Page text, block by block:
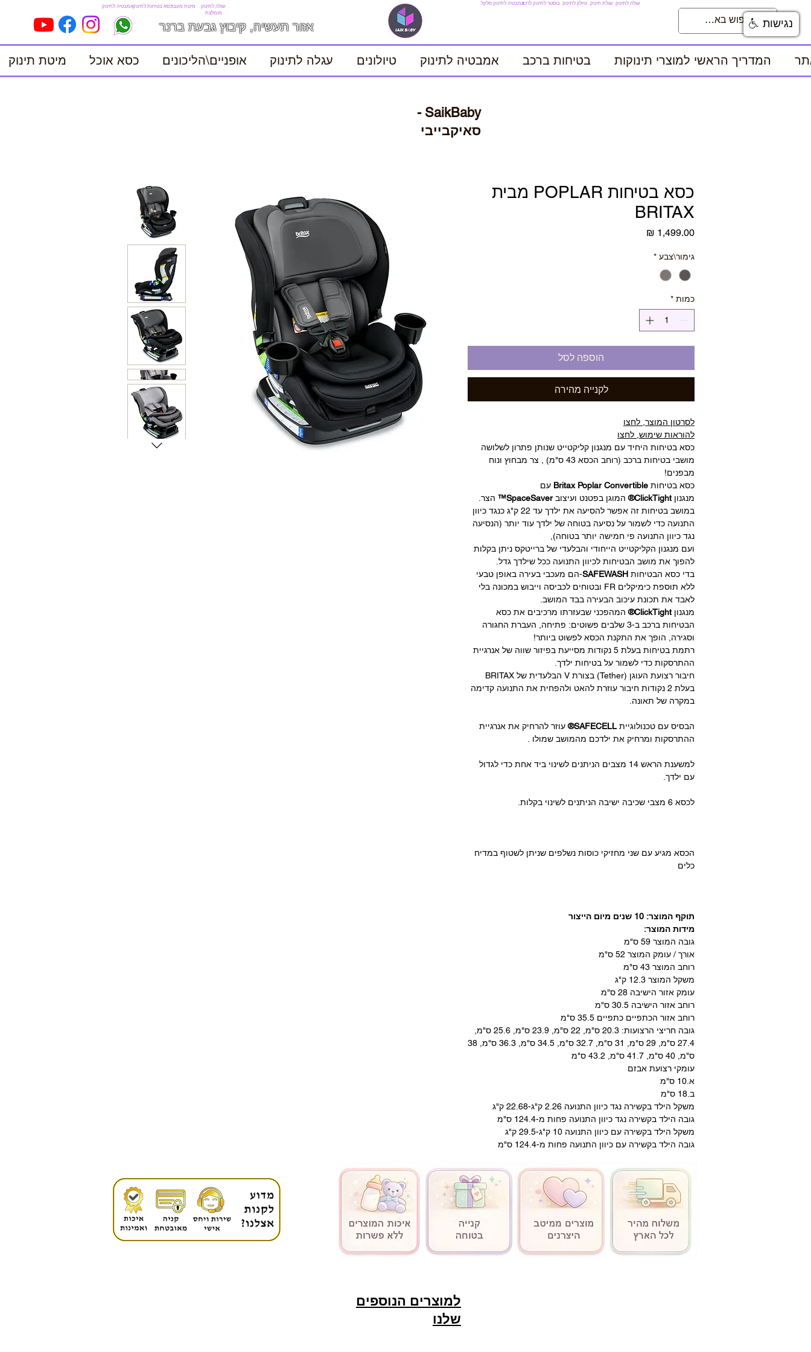
עגלה לתינוק עגלת תינוק טיולון לתינוק בוסטר לתינוק לרכבאמבטיה לתינוק סלקל
אזור תעשיה, קיבוץ גבעת ברנר
אמבטיה לתינוקכסא בטיחות לתינוקמיטת מעבר
עגלה לתינוק
מומלצת
המדריך הראשי למוצרי תינוקות בטיחות ברכב אמבטיה לתינוק טיולונים עגלה לתינוק אופניים\הליכונים כסא אוכל מיטת תינוק
SaikBaby -
סאיקבייבי
כסא בטיחות POPLAR מבית
BRITAX
גימור\צבע *
כמות *
הוספה לסל
לקנייה מהירה
לסרטון המוצר, לחצו
להוראות שימוש, לחצו
כסא בטיחות היחיד עם מנגנון קליקטייט שנותן פתרון לשלושה
מושבי בטיחות ברכב (רוחב הכסא 43 ס"מ) , צר מבחוץ ונוח
מבפנים!
כסא בטיחות Britax Poplar Convertible עם
מנגנוןClickTight® המוגן בפטנט ועיצובSpaceSaver™
הצר.
במושב בטיחות זה אפשר להסיעה את ילדך עד 22 ק"ג כנגד כיוון
התנועה כדי לשמור על נסיעה בטוחה של ילדך עוד יותר (הנסיעה
נגד כיוון התנועה פי חמישה יותר בטוחה),
ועם מנגנון הקליקטייט הייחודי והבלעדי של ברייטקס ניתן בקלות
להפוך את מושב הבטיחות לכיוון התנועה ככל שילדך גדל.
בדי כסא הבטיחות SAFEWASH-הם מעכבי בעירה באופן טבעי
ללא תוספת כימיקלים FR ובטוחים לכביסה וייבוש במכונה בלי
לאבד את תכונת עיכוב הבעירה בבד המושב.
מנגנוןClickTight®
המהפכני שבעזרתו מרכיבים את כסא
הבטיחות ברכב ב-3 שלבים פשוטים: פתיחה, העברת החגורה
וסגירה, הופך את התקנת הכסא לפשוט ביותר!
רתמת בטיחות בעלת 5 נקודות מסייעת בפיזור שווה של אנרגיית
ההתרסקות כדי לשמור על בטיחות ילדך.
חיבור רצועת העוגן (Tether) בצורת V הבלעדית של BRITAX
בעלת 2 נקודות חיבור עוזרת להאט ולהפחית את התנועה קדימה
במקרה של תאונה.
הבסיס עם טכנולוגיית SAFECELL®
עוזר להרחיק את אנרגיית
ההתרסקות ומרחיק את ילדכם מהמושב שמולו .
למשענת הראש 14 מצבים הניתנים לשינוי ביד אחת כדי לגדול
עם ילדך.
לכסא 6 מצבי שכיבה ישיבה הניתנים לשינוי בקלות.
הכסא מגיע עם שני מחזיקי כוסות נשלפים שניתן לשטוף במדיח
כלים
תוקף המוצר: 10 שנים מיום הייצור
מידות המוצר:
גובה המוצר 59 ס"מ
אורך / עומק המוצר 52 ס"מ
רוחב המוצר 43 ס"מ
משקל המוצר 12.3 ק"ג
עומק אזור הישיבה 28 ס"מ
רוחב אזור הישיבה 30.5 ס"מ
רוחב אזור הכתפיים כתפיים 35.5 ס"מ
גובה חריצי הרצועות: 20.3 ס"מ, 22 ס"מ, 23.9 ס"מ, 25.6 ס"מ,
27.4 ס"מ, 29 ס"מ, 31 ס"מ, 32.7 ס"מ, 34.5 ס"מ, 36.3 ס"מ, 38
ס"מ, 40 ס"מ, 41.7 ס"מ, 43.2 ס"מ
עומקי רצועת אבזם
א.10 ס"מ
ב.18 ס"מ
משקל הילד בקשירה נגד כיוון התנועה 2.26 ק"ג-22.68 ק"ג
גובה הילד בקשירה נגד כיוון התנועה פחות מ-124.4 ס"מ
משקל הילד בקשירה עם כיוון התנועה 10 ק"ג-29.5 ק"ג
גובה הילד בקשירה עם כיוון התנועה פחות מ-124.4 ס"מ
למוצרים הנוספים
שלנו
נגישות